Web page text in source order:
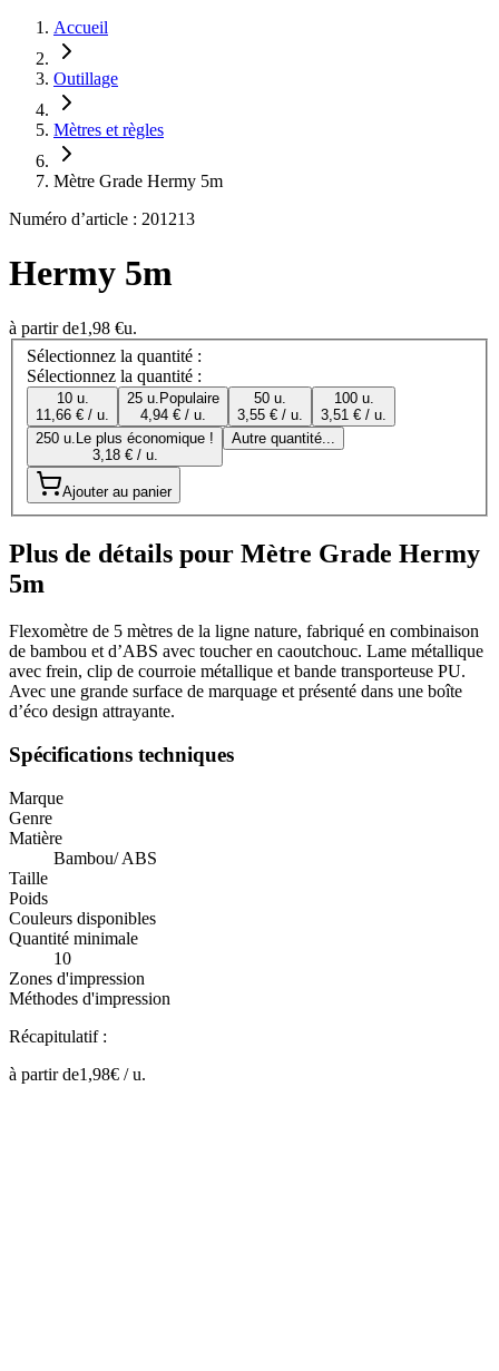
Accueil
Outillage
Mètres et règles
Mètre Grade Hermy 5m
Numéro d’article : 201213
Hermy 5m
à partir de1,98 €u.
Sélectionnez la quantité :
Sélectionnez la quantité :
10 u.
11,66 € / u.
25 u. Populaire
4,94 € / u.
50 u.
3,55 € / u.
100 u.
3,51 € / u.
250 u. Le plus économique !
3,18 € / u.
Autre quantité...
Ajouter au panier
Plus de détails pour Mètre Grade Hermy
5m
Flexomètre de 5 mètres de la ligne nature, fabriqué en combinaison
de bambou et d’ABS avec toucher en caoutchouc. Lame métallique
avec frein, clip de courroie métallique et bande transporteuse PU.
Avec une grande surface de marquage et présenté dans une boîte
d’éco design attrayante.
Spécifications techniques
Marque
Genre
Matière
Bambou/ ABS
Taille
Poids
Couleurs disponibles
Quantité minimale
10
Zones d'impression
Méthodes d'impression
Récapitulatif :
à partir de1,98€ /u.